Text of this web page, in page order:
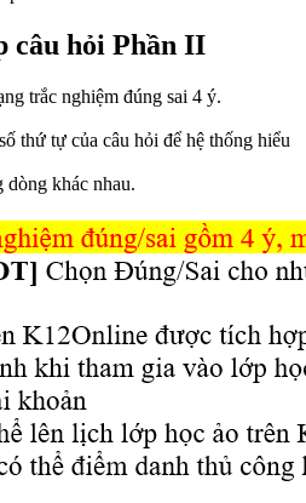
câu hỏi Phần II
trắc nghiệm đúng sai 4 ý.
thứ tự của câu hỏi để hệ thống hiểu
khác nhau.